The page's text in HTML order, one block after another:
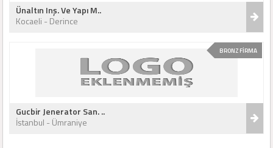
Ünaltın Inş. Ve Yapı M..
Kocaeli - Derince
BRONZ FİRMA
Gucbir Jenerator San. ..
İstanbul - Ümraniye